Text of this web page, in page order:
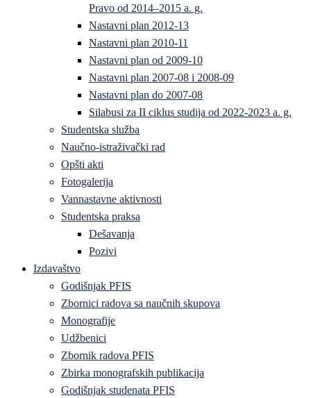
Pravo od 2014–2015 a. g.
Nastavni plan 2012-13
Nastavni plan 2010-11
Nastavni plan od 2009-10
Nastavni plan 2007-08 i 2008-09
Nastavni plan do 2007-08
Silabusi za II ciklus studija od 2022-2023 a. g.
Studentska služba
Naučno-istraživački rad
Opšti akti
Fotogalerija
Vannastavne aktivnosti
Studentska praksa
Dešavanja
Pozivi
Izdavaštvo
Godišnjak PFIS
Zbornici radova sa naučnih skupova
Monografije
Udžbenici
Zbornik radova PFIS
Zbirka monografskih publikacija
Godišnjak studenata PFIS